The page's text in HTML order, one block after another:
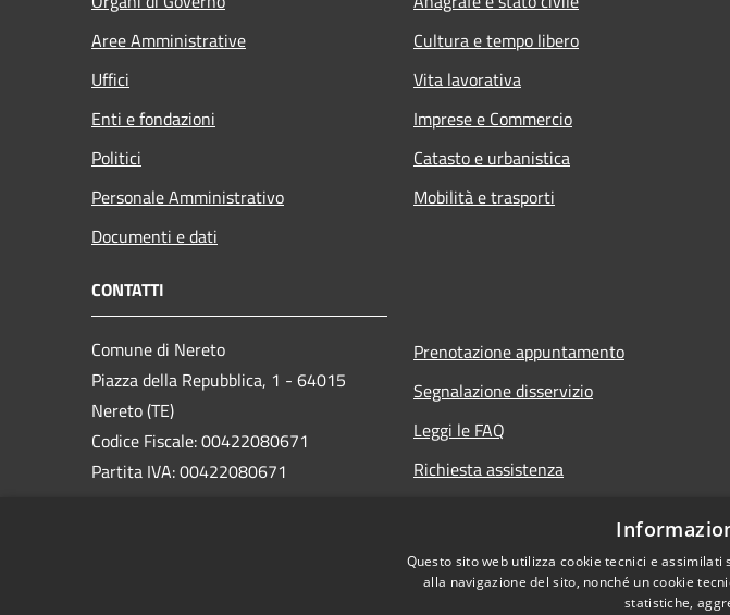
Aree Amministrative
Uffici
Enti e fondazioni
Politici
Personale Amministrativo
Documenti e dati
Cultura e tempo libero
Vita lavorativa
Imprese e Commercio
Catasto e urbanistica
Mobilità e trasporti
CONTATTI
Comune di Nereto
Piazza della Repubblica, 1 - 64015
Nereto (TE)
Codice Fiscale: 00422080671
Partita IVA: 00422080671
Prenotazione appuntamento
Segnalazione disservizio
Leggi le FAQ
Richiesta assistenza
Questo sito web utilizza cookie tecnici e
alla navigazione del sito, nonché un cookie
statistiche,